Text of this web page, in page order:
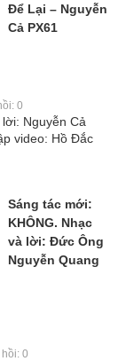
Để Lại – Nguyễn
Cả PX61
0
Nguyễn Cả
video: Hồ Đắc
Sáng tác mới:
KHÔNG. Nhạc
và lời: Đức Ông
Nguyễn Quang
0